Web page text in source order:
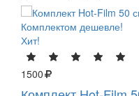
Комплектом дешевле!
Хит!
1500